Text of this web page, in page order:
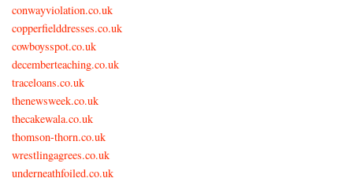
conwayviolation.co.uk
copperfielddresses.co.uk
cowboysspot.co.uk
decemberteaching.co.uk
traceloans.co.uk
thenewsweek.co.uk
thecakewala.co.uk
thomson-thorn.co.uk
wrestlingagrees.co.uk
underneathfoiled.co.uk